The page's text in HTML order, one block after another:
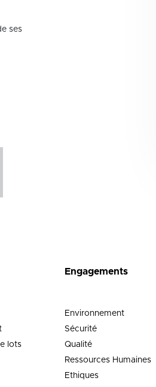
ses
lots
Engagements
Environnement
Sécurité
Qualité
Ressources Humaines
Ethiques